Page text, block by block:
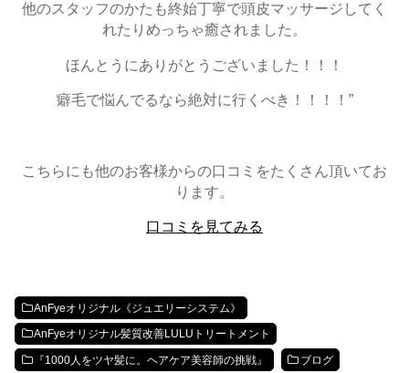
他のスタッフのかたも終始丁寧で頭皮マッサージしてく
れたりめっちゃ癒されました。
ほんとうにありがとうございました！！！
癖毛で悩んでるなら絶対に行くべき！！！！”
こちらにも他のお客様からの口コミをたくさん頂いてお
ります。
口コミを見てみる
AnFyeオリジナル《ジュエリーシステム》
AnFyeオリジナル髪質改善LULUトリートメント
『1000人をツヤ髪に。ヘアケア美容師の挑戦』 ブログ